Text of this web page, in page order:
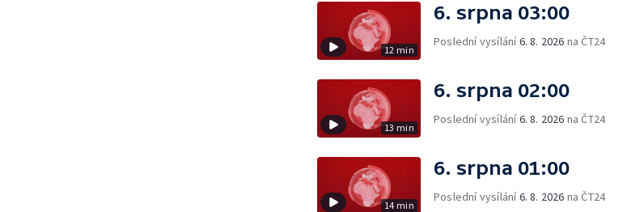
12 min
6. srpna 03:00
Poslední vysílání6. 8. 2026 na ČT24
13 min
6. srpna 02:00
Poslední vysílání6. 8. 2026 na ČT24
14 min
6. srpna 01:00
Poslední vysílání6. 8. 2026 na ČT24